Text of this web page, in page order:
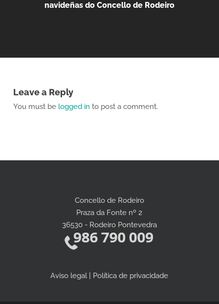
navideñas do Concello de Rodeiro
Leave a Reply
You must be logged in to post a comment.
Concello de Rodeiro
Praza da Fonte nº 2
36530 - Rodeiro Pontevedra
Aviso legal | Política de privacidade